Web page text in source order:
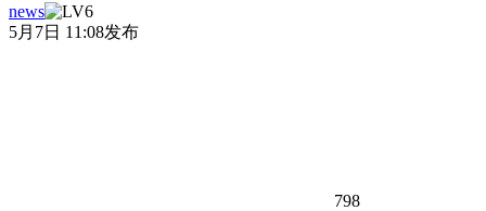
news
5月7日 11:08发布
798